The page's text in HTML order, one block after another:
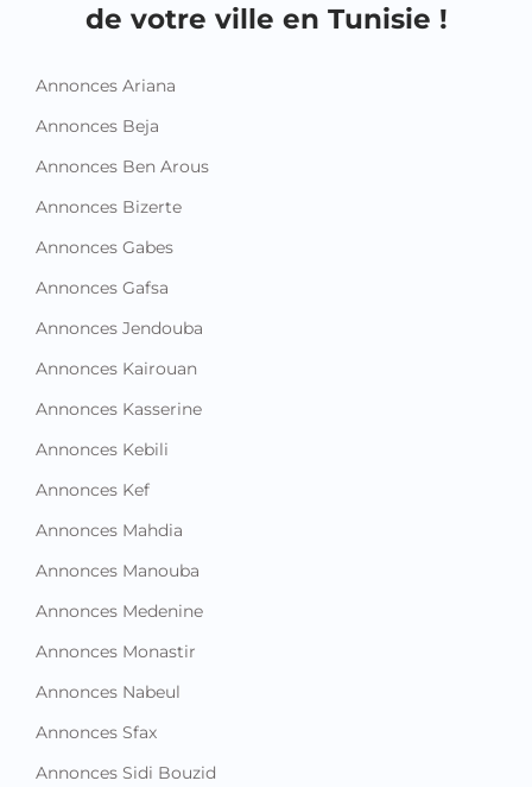
de votre ville en Tunisie !
Annonces Ariana
Annonces Beja
Annonces Ben Arous
Annonces Bizerte
Annonces Gabes
Annonces Gafsa
Annonces Jendouba
Annonces Kairouan
Annonces Kasserine
Annonces Kebili
Annonces Kef
Annonces Mahdia
Annonces Manouba
Annonces Medenine
Annonces Monastir
Annonces Nabeul
Annonces Sfax
Annonces Sidi Bouzid